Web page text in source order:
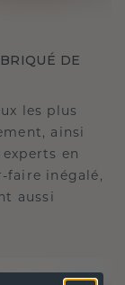
DE
les plus
ainsi
en
inégalé,
aussi